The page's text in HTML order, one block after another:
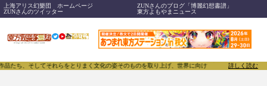
上海アリス幻樂団 ホームページ
ZUNさんのブログ「博麗幻想書譜」
ZUNさんのツイッター
東方よもやまニュース
、そしてそれらをとりまく文化の姿そのものを取り上げ、世界に向けて誇らしく発信する
詳しく読む